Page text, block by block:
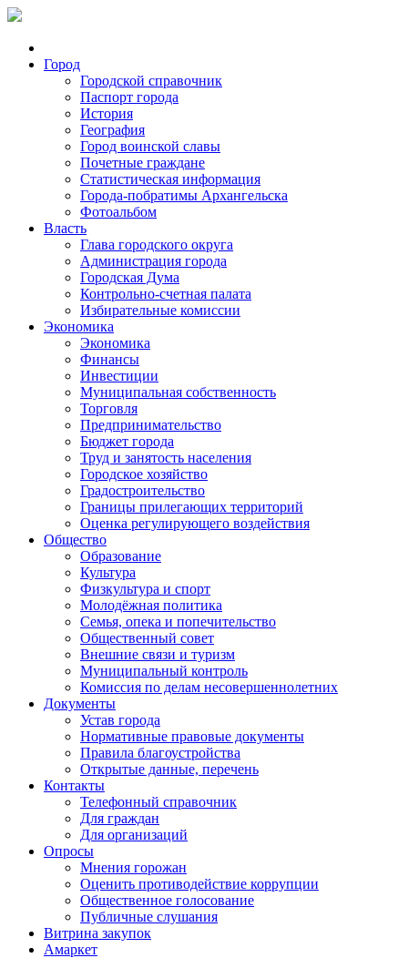
Город
Городской справочник
Паспорт города
История
География
Город воинской славы
Почетные граждане
Статистическая информация
Города-побратимы Архангельска
Фотоальбом
Власть
Глава городского округа
Администрация города
Городская Дума
Контрольно-счетная палата
Избирательные комиссии
Экономика
Экономика
Финансы
Инвестиции
Муниципальная собственность
Торговля
Предпринимательство
Бюджет города
Труд и занятость населения
Городское хозяйство
Градостроительство
Границы прилегающих территорий
Оценка регулирующего воздействия
Общество
Образование
Культура
Физкультура и спорт
Молодёжная политика
Семья, опека и попечительство
Общественный совет
Внешние связи и туризм
Муниципальный контроль
Комиссия по делам несовершеннолетних
Документы
Устав города
Нормативные правовые документы
Правила благоустройства
Открытые данные, перечень
Контакты
Телефонный справочник
Для граждан
Для организаций
Опросы
Мнения горожан
Оценить противодействие коррупции
Общественное голосование
Публичные слушания
Витрина закупок
Амаркет